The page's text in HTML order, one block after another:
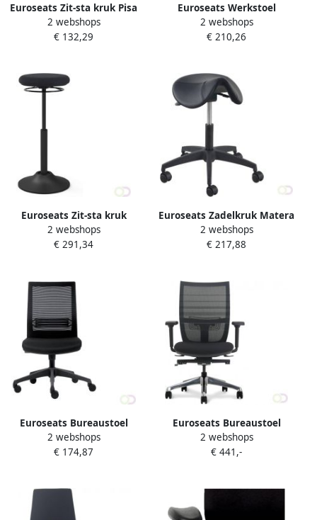
Euroseats Zit-sta kruk Pisa
zwart
2 webshops
€ 132,29
Euroseats Werkstoel
Tarente Large zwart
2 webshops
€ 210,26
Euroseats Zit-sta kruk
Mango Zwart zwart
2 webshops
€ 291,34
Euroseats Zadelkruk Matera
large kunststof voetenkruis
hoogte 65 90 5cm
2 webshops
€ 217,88
Euroseats Bureaustoel
Evora zwart
2 webshops
€ 174,87
Euroseats Bureaustoel
Curve aluminium
voetenkruis zwart
2 webshops
€ 441,-